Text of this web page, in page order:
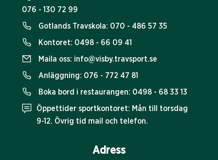
076 - 130 72 99
Gotlands Travskola: 070 - 486 57 35
Kontoret: 0498 - 66 09 41
Maila oss: info@visby.travsport.se
Anläggning: 076 - 772 47 81
Boka bord i restaurangen: 0498 - 68 33 13
Öppettider sportkontoret: Mån till torsdag
9-12. Övrig tid mail och telefon.
Adress